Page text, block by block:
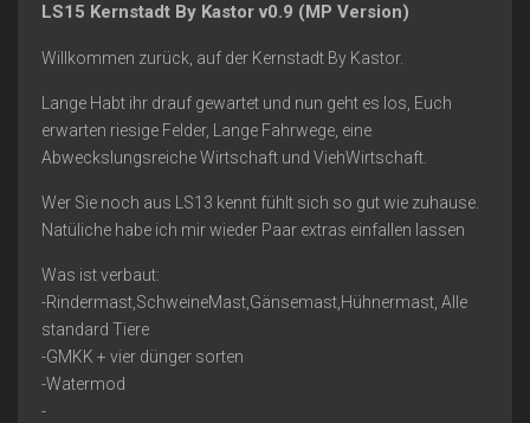
LS15 Kernstadt By Kastor v0.9 (MP Version)
Willkommen zurück, auf der Kernstadt By Kastor.
Lange Habt ihr drauf gewartet und nun geht es los, Euch
erwarten riesige Felder, Lange Fahrwege, eine
Abweckslungsreiche Wirtschaft und ViehWirtschaft.
Wer Sie noch aus LS13 kennt fühlt sich so gut wie zuhause.
Natüliche habe ich mir wieder Paar extras einfallen lassen
Was ist verbaut:
-Rindermast,SchweineMast,Gänsemast,Hühnermast, Alle
standard Tiere
-GMKK + vier dünger sorten
-Watermod
-